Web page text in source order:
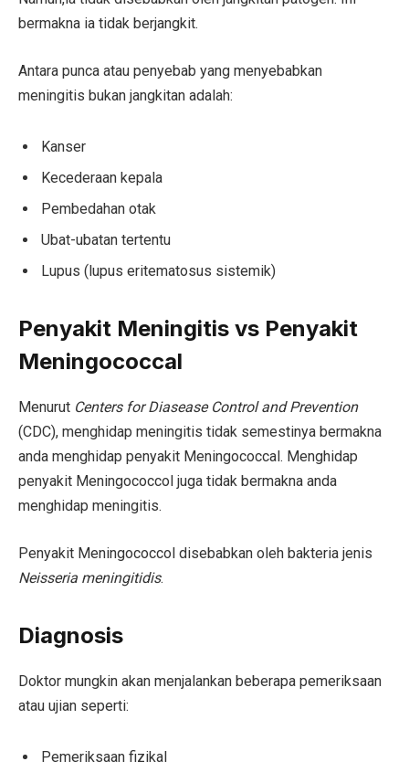
bermakna ia tidak berjangkit.
Antara punca atau penyebab yang menyebabkan
meningitis bukan jangkitan adalah:
Kanser
Kecederaan kepala
Pembedahan otak
Ubat-ubatan tertentu
Lupus (lupus eritematosus sistemik)
Penyakit Meningitis vs Penyakit
Meningococcal
Menurut Centers for Diasease Control and Prevention
(CDC), menghidap meningitis tidak semestinya bermakna
anda menghidap penyakit Meningococcal. Menghidap
penyakit Meningococcol juga tidak bermakna anda
menghidap meningitis.
Penyakit Meningococcol disebabkan oleh bakteria jenis
Neisseria meningitidis.
Diagnosis
Doktor mungkin akan menjalankan beberapa pemeriksaan
atau ujian seperti:
Pemeriksaan fizikal